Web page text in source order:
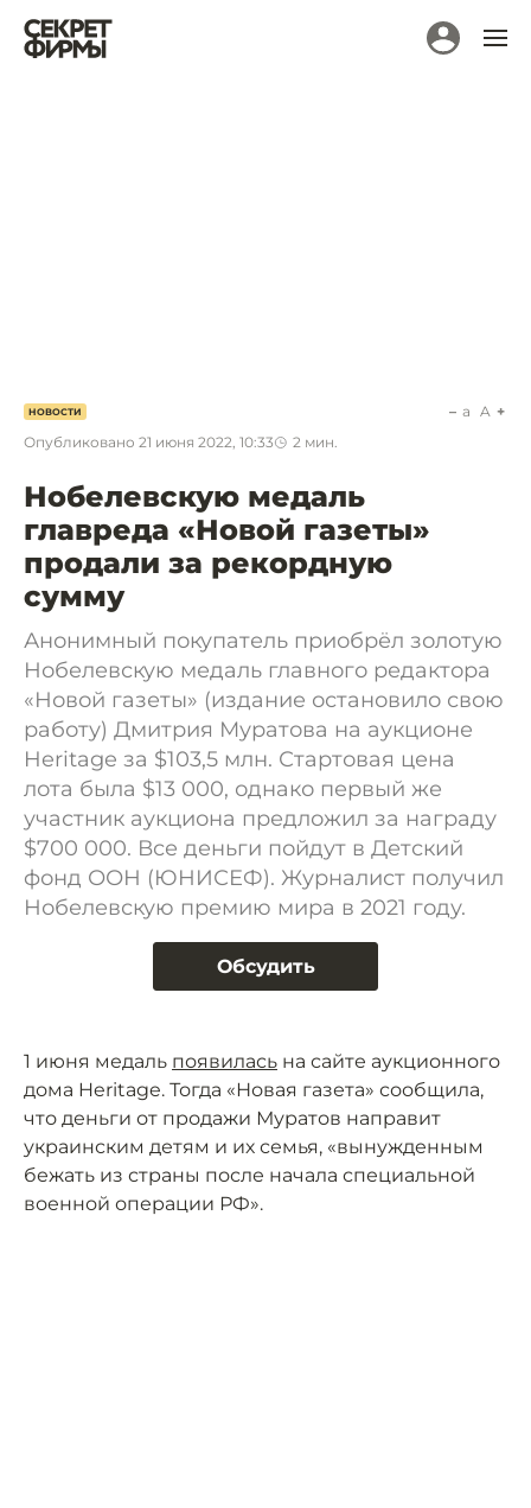
НОВОСТИ
Опубликовано 21 июня 2022, 10:33 2 мин.
a A
Нобелевскую медаль
главреда «Новой газеты»
продали за рекордную
сумму
Анонимный покупатель приобрёл золотую
Нобелевскую медаль главного редактора
«Новой газеты» (издание остановило свою
работу) Дмитрия Муратова на аукционе
Heritage за $103,5 млн. Стартовая цена
лота была $13 000, однако первый же
участник аукциона предложил за награду
$700 000. Все деньги пойдут в Детский
фонд ООН (ЮНИСЕФ). Журналист получил
Нобелевскую премию мира в 2021 году.
Обсудить
1 июня медаль появилась на сайте аукционного
дома Heritage. Тогда «Новая газета» сообщила,
что деньги от продажи Муратов направит
украинским детям и их семья, «вынужденным
бежать из страны после начала специальной
военной операции РФ».